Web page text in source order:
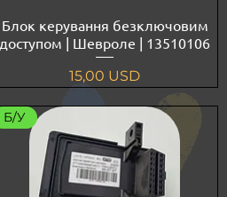
Блок керування безключовим
доступом | Шевроле | 13510106
Ціна
15,00 USD
Б/У